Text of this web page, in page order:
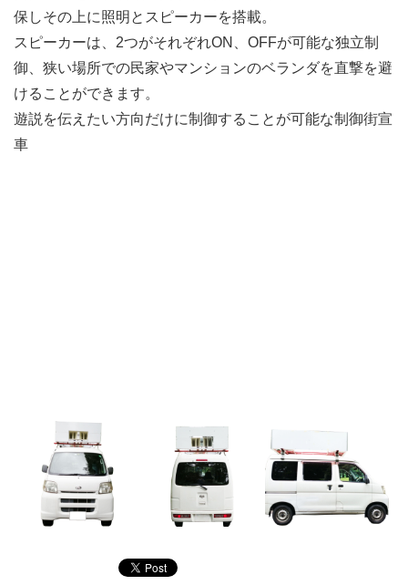
保しその上に照明とスピーカーを搭載。
スピーカーは、2つがそれぞれON、OFFが可能な独立制
御、狭い場所での民家やマンションのベランダを直撃を避
けることができます。
遊説を伝えたい方向だけに制御することが可能な制御街宣
車